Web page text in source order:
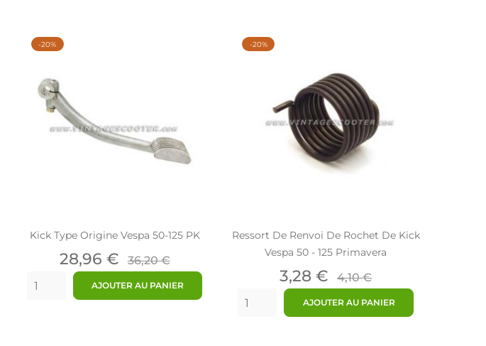
Kick Type Origine Vespa 50-125 PK
Prix
28,96 € Prix
de
base
36,20 €
AJOUTER AU PANIER
-20%
Ressort De Renvoi De Rochet De Kick
Vespa 50 - 125 Primavera
Prix
3,28 € Prix
de
base
4,10 €
AJOUTER AU PANIER
-20%